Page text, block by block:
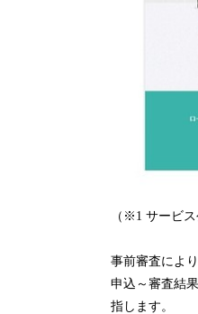
（※1 サービ
事前審査によ
申込～審査結
指します。